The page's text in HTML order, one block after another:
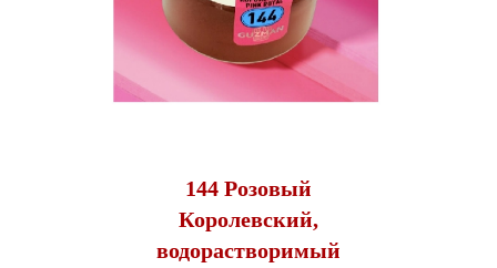
144 Розовый
Королевский,
водорастворимый